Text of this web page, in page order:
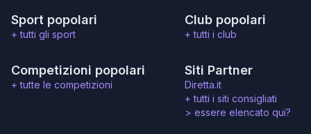
Sport popolari
+ tutti gli sport
Club popolari
+ tutti i club
Competizioni popolari
+ tutte le competizioni
Siti Partner
Diretta.it
+ tutti i siti consigliati
> essere elencato qui?